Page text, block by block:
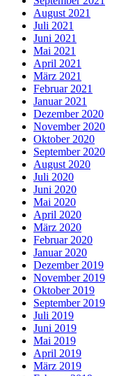
August 2021
Juli 2021
Juni 2021
Mai 2021
April 2021
März 2021
Februar 2021
Januar 2021
Dezember 2020
November 2020
Oktober 2020
September 2020
August 2020
Juli 2020
Juni 2020
Mai 2020
April 2020
März 2020
Februar 2020
Januar 2020
Dezember 2019
November 2019
Oktober 2019
September 2019
Juli 2019
Juni 2019
Mai 2019
April 2019
März 2019